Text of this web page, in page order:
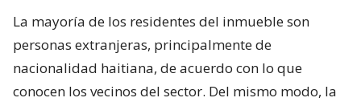
La mayoría de los residentes del inmueble son
personas extranjeras, principalmente de
nacionalidad haitiana, de acuerdo con lo que
conocen los vecinos del sector. Del mismo modo, la